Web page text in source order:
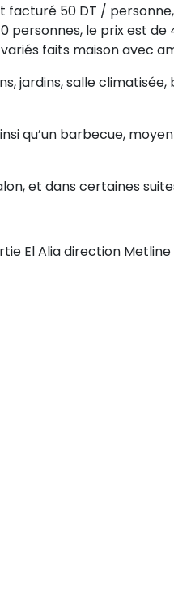
facturé 50 DT /
personnes, le prix est
faits maison avec
jardins, salle
qu’un barbecue,
et dans certaines
El Alia direction Metline